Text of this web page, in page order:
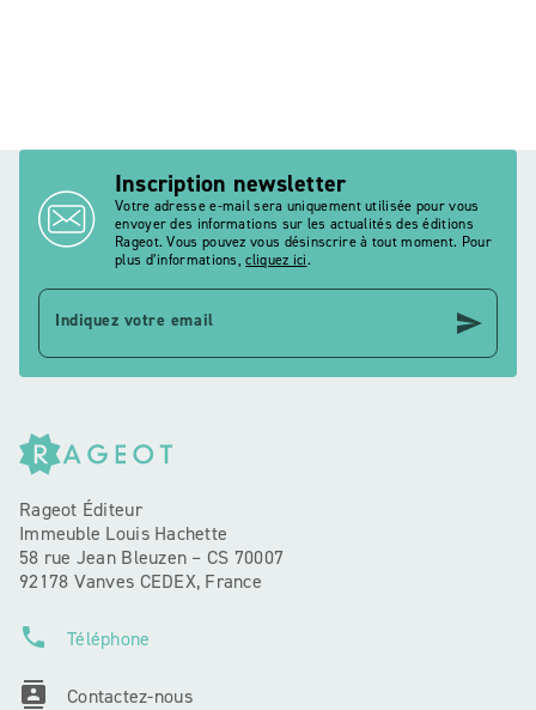
Inscription newsletter
Votre adresse e-mail sera uniquement utilisée pour vous
envoyer des informations sur les actualités des éditions
Rageot. Vous pouvez vous désinscrire à tout moment. Pour
plus d’informations,cliquez ici.
Indiquez votre email send
Rageot Éditeur
Immeuble Louis Hachette
58 rue Jean Bleuzen – CS 70007
92178 Vanves CEDEX, France
phone Téléphone
contacts Contactez-nous